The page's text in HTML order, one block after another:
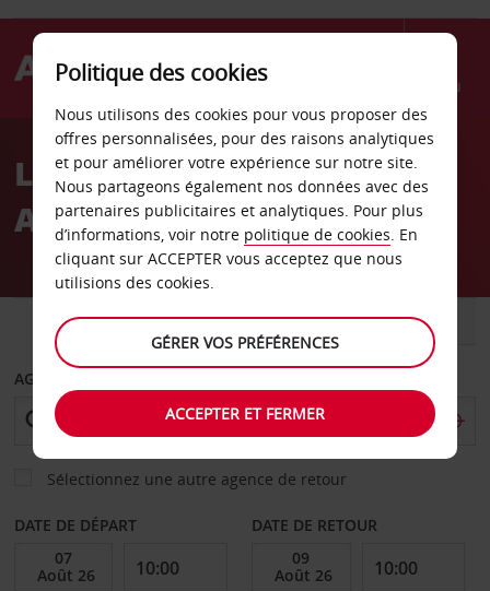
Menu
AvisLocation de voiture à
Amsterdam
VOITURE UTILITAIRE
AGENCE DE DÉPART
Sélectionnez une autre agence de retour
DATE DE DÉPART DATE DE RETOUR
Politique des cookies
Nous utilisons des cookies pour vous proposer des
offres personnalisées, pour des raisons analytiques
et pour améliorer votre expérience sur notre site.
Nous partageons également nos données avec des
partenaires publicitaires et analytiques. Pour plus
d’informations, voir notre politique de cookies. En
cliquant sur ACCEPTER vous acceptez que nous
utilisions des cookies.
GÉRER VOS PRÉFÉRENCES
ACCEPTER ET FERMER